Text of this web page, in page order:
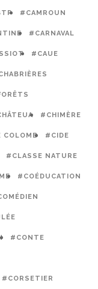
#CAMROUN
#CARNAVAL
#CAUE
#CHIMÈRE
COLOMB #CIDE
#CLASSE NATURE
#COÉDUCATION
#CONTE
#CORSETIER